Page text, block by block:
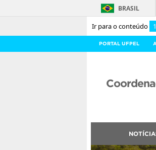
Ir para o conteúdo 1
BRASIL
PORTAL UFPEL